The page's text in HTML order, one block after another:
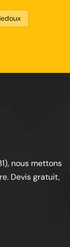
nous mettons
Devis gratuit,